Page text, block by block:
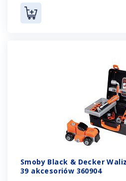
Smoby Black & Decker
39 akcesoriów 360904